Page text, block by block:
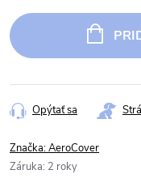
cena:
Opýtať sa
Značka:AeroCover
Záruka: 2 roky